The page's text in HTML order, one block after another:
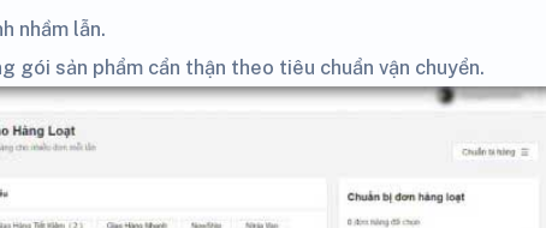
nhầm lẫn.
gói sản phẩm cẩn thận theo tiêu chuẩn vận chuyển.